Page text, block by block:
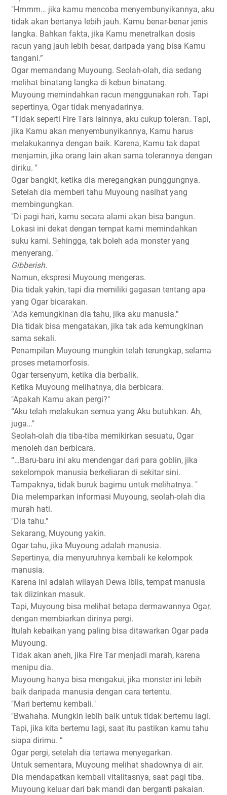
"Hmmm… jika kamu mencoba menyembunyikannya, aku
tidak akan bertanya lebih jauh. Kamu benar-benar jenis
langka. Bahkan fakta, jika Kamu menetralkan dosis
racun yang jauh lebih besar, daripada yang bisa Kamu
tangani.”
Ogar memandang Muyoung. Seolah-olah, dia sedang
melihat binatang langka di kebun binatang.
Muyoung memindahkan racun menggunakan roh. Tapi
sepertinya, Ogar tidak menyadarinya.
“Tidak seperti Fire Tars lainnya, aku cukup toleran. Tapi,
jika Kamu akan menyembunyikannya, Kamu harus
melakukannya dengan baik. Karena, Kamu tak dapat
menjamin, jika orang lain akan sama tolerannya dengan
diriku. "
Ogar bangkit, ketika dia meregangkan punggungnya.
Setelah dia memberi tahu Muyoung nasihat yang
membingungkan.
"Di pagi hari, kamu secara alami akan bisa bangun.
Lokasi ini dekat dengan tempat kami memindahkan
suku kami. Sehingga, tak boleh ada monster yang
menyerang. "
Gibberish.
Namun, ekspresi Muyoung mengeras.
Dia tidak yakin, tapi dia memiliki gagasan tentang apa
yang Ogar bicarakan.
"Ada kemungkinan dia tahu, jika aku manusia."
Dia tidak bisa mengatakan, jika tak ada kemungkinan
sama sekali.
Penampilan Muyoung mungkin telah terungkap, selama
proses metamorfosis.
Ogar tersenyum, ketika dia berbalik.
Ketika Muyoung melihatnya, dia berbicara.
"Apakah Kamu akan pergi?"
“Aku telah melakukan semua yang Aku butuhkan. Ah,
juga…"
Seolah-olah dia tiba-tiba memikirkan sesuatu, Ogar
menoleh dan berbicara.
“…Baru-baru ini aku mendengar dari para goblin, jika
sekelompok manusia berkeliaran di sekitar sini.
Tampaknya, tidak buruk bagimu untuk melihatnya. "
Dia melemparkan informasi Muyoung, seolah-olah dia
murah hati.
"Dia tahu."
Sekarang, Muyoung yakin.
Ogar tahu, jika Muyoung adalah manusia.
Sepertinya, dia menyuruhnya kembali ke kelompok
manusia.
Karena ini adalah wilayah Dewa iblis, tempat manusia
tak diizinkan masuk.
Tapi, Muyoung bisa melihat betapa dermawannya Ogar,
dengan membiarkan dirinya pergi.
Itulah kebaikan yang paling bisa ditawarkan Ogar pada
Muyoung.
Tidak akan aneh, jika Fire Tar menjadi marah, karena
menipu dia.
Muyoung hanya bisa mengakui, jika monster ini lebih
baik daripada manusia dengan cara tertentu.
"Mari bertemu kembali."
"Bwahaha. Mungkin lebih baik untuk tidak bertemu lagi.
Tapi, jika kita bertemu lagi, saat itu pastikan kamu tahu
siapa dirimu. ”
Ogar pergi, setelah dia tertawa menyegarkan.
Untuk sementara, Muyoung melihat shadownya di air.
Dia mendapatkan kembali vitalitasnya, saat pagi tiba.
Muyoung keluar dari bak mandi dan berganti pakaian.